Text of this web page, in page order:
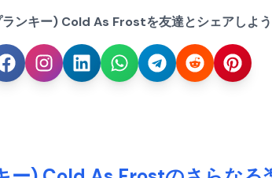
ンキー) Cold As Frostを友達とシェアしよう